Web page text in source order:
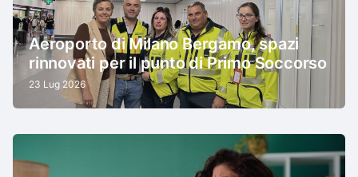
Aeroporto di Milano Bergamo, spazi
rinnovati per il punto di Primo Soccorso
23 Lug 2026